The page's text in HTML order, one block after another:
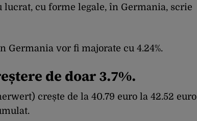
cu forme legale, în Germania, scrie
Germania vor fi majorate cu 4.24%.
de doar 3.7%.
crește de la 40.79 euro la 42.52 euro